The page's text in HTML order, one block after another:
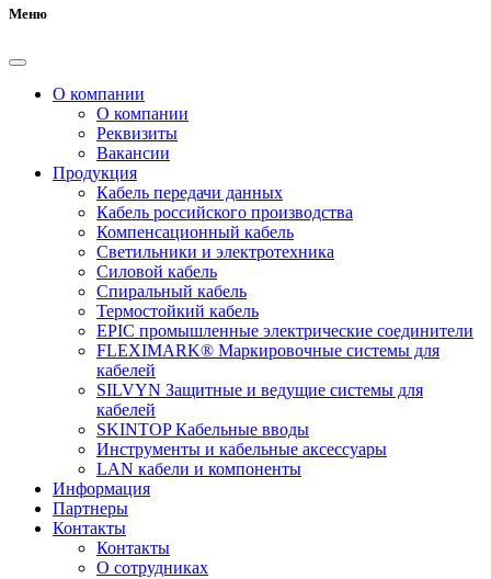
Меню
О компании
О компании
Реквизиты
Вакансии
Продукция
Кабель передачи данных
Кабель российского производства
Компенсационный кабель
Светильники и электротехника
Силовой кабель
Спиральный кабель
Термостойкий кабель
EPIC промышленные электрические соединители
FLEXIMARK® Маркировочные системы для
кабелей
SILVYN Защитные и ведущие системы для
кабелей
SKINTOP Кабельные вводы
Инструменты и кабельные аксессуары
LAN кабели и компоненты
Информация
Партнеры
Контакты
Контакты
О сотрудниках